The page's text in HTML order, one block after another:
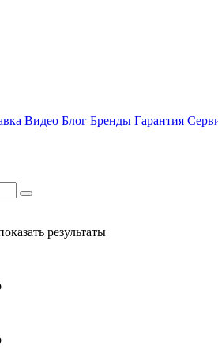
Видео Блог Бренды Гарантия
результаты